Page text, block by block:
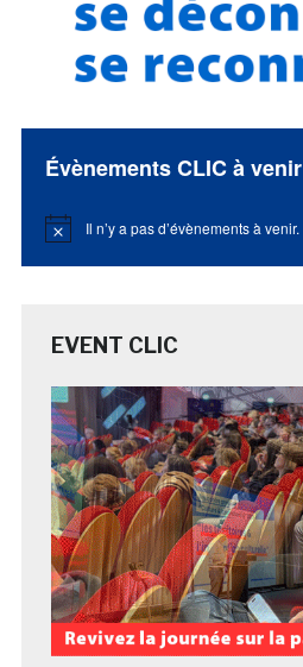
Évènements CLIC à venir
Notice Il n’y a pas d’évènements à venir.
EVENT CLIC